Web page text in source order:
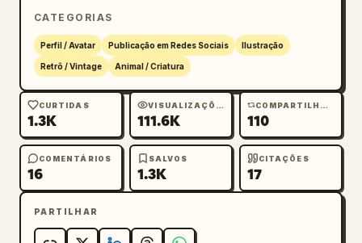
CATEGORIAS
Perfil / Avatar Publicação em Redes Sociais Ilustração
Retrô / Vintage Animal / Criatura
CURTIDAS
1.3K
VISUALIZAÇÕES
111.6K
COMPARTILHAMENTOS
110
COMENTÁRIOS
16
SALVOS
1.3K
CITAÇÕES
17
PARTILHAR